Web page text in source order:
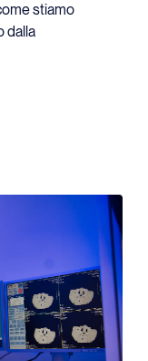
stiamo
dalla